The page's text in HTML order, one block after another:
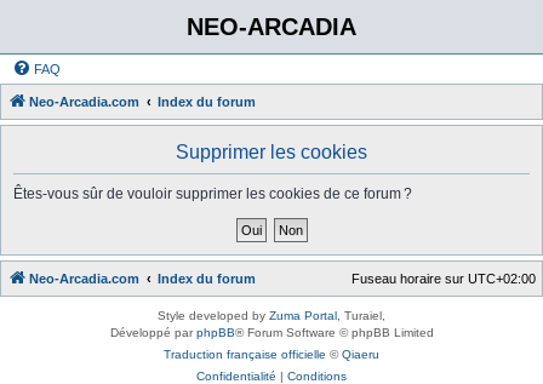
NEO-ARCADIA
FAQ
Neo-Arcadia.com Index du forum
Supprimer les cookies
Êtes-vous sûr de vouloir supprimer les cookies de ce forum ?
Neo-Arcadia.com Index du forum Fuseau horaire sur UTC+02:00
Style developed by Zuma Portal , Turaiel,
Développé parphpBB® Forum Software © phpBB Limited
Traduction française officielle ©Qiaeru
Confidentialité | Conditions